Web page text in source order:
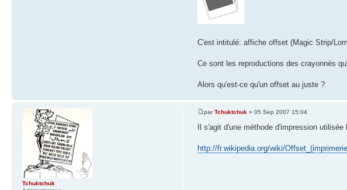
C'est intitulé: affiche offset (Magic Strip/
Ce sont les reproductions des crayonnés
Alors qu'est-ce qu'un offset au juste ?
parTchuktchuk » 05 Sep 2007 15:04
Il s'agit d'une méthode d'impression
http://fr.wikipedia.org/wiki/
Tchuktchuk